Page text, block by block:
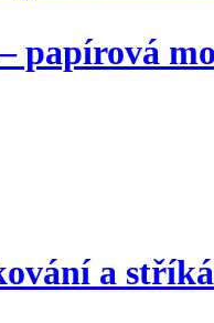
papírová
a